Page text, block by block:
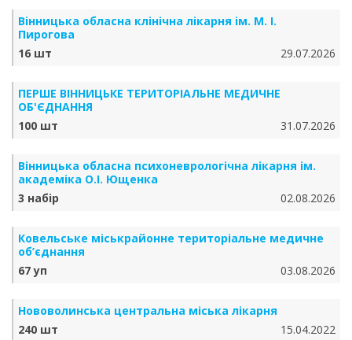
Вінницька обласна клінічна лікарня ім. М. І.
Пирогова
16 шт
29.07.2026
ПЕРШЕ ВІННИЦЬКЕ ТЕРИТОРІАЛЬНЕ МЕДИЧНЕ
ОБ'ЄДНАННЯ
100 шт
31.07.2026
Вінницька обласна психоневрологічна лікарня ім.
академіка О.І. Ющенка
3 набір
02.08.2026
Ковельське міськрайонне територіальне медичне
об’єднання
67 уп
03.08.2026
Нововолинська центральна міська лікарня
240 шт
15.04.2022